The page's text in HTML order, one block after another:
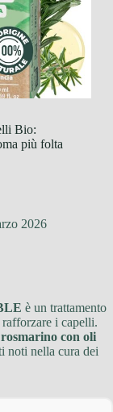
Bio:
più folta
2026
è un trattamento
i capelli.
con oli
noti nella cura dei